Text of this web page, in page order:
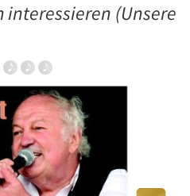
interessieren (Unsere